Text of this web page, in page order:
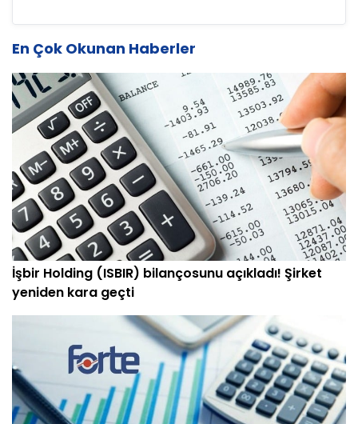
En Çok Okunan Haberler
İşbir Holding (ISBIR) bilançosunu açıkladı! Şirket
yeniden kara geçti